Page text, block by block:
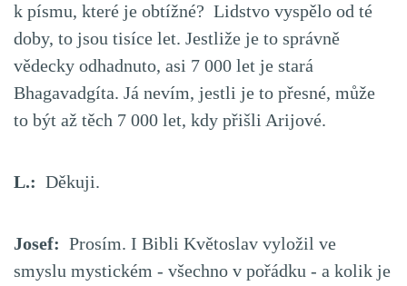
k písmu, které je obtížné? Lidstvo vyspělo od té
doby, to jsou tisíce let. Jestliže je to správně
vědecky odhadnuto, asi 7 000 let je stará
Bhagavadgíta. Já nevím, jestli je to přesné, může
to být až těch 7 000 let, kdy přišli Arijové.
L.: Děkuji.
Josef: Prosím. I Bibli Květoslav vyložil ve
smyslu mystickém - všechno v pořádku - a kolik je